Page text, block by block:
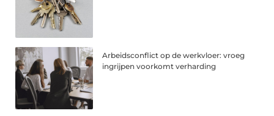
Arbeidsconflict op de werkvloer: vroeg
ingrijpen voorkomt verharding